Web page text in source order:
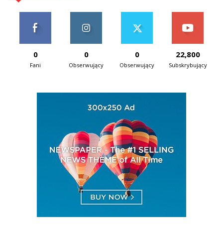
0
Fani
0
Obserwujący
0
Obserwujący
22,800
Subskrybujący